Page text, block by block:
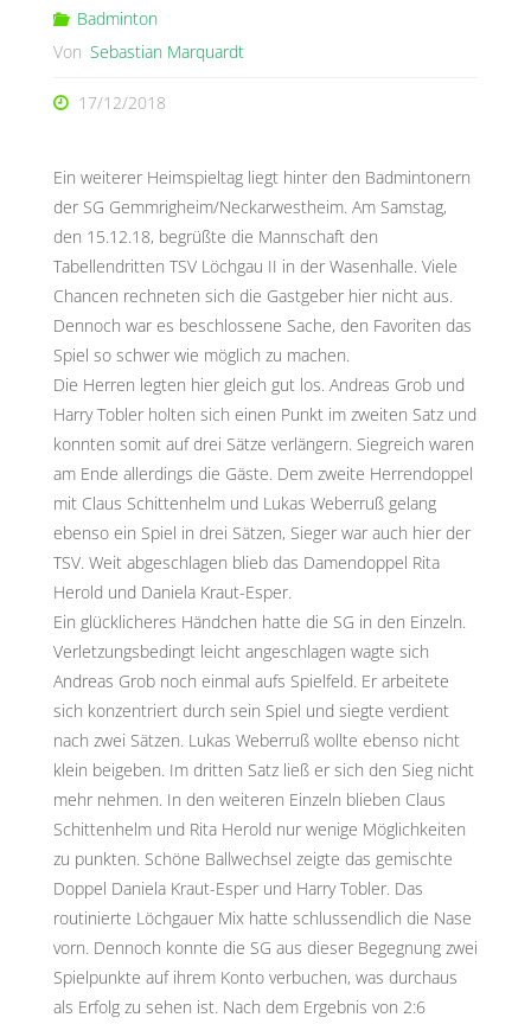
Badminton
Von Sebastian Marquardt
17/12/2018
Ein weiterer Heimspieltag liegt hinter den Badmintonern
der SG Gemmrigheim/Neckarwestheim. Am Samstag,
den 15.12.18, begrüßte die Mannschaft den
Tabellendritten TSV Löchgau II in der Wasenhalle. Viele
Chancen rechneten sich die Gastgeber hier nicht aus.
Dennoch war es beschlossene Sache, den Favoriten das
Spiel so schwer wie möglich zu machen.
Die Herren legten hier gleich gut los. Andreas Grob und
Harry Tobler holten sich einen Punkt im zweiten Satz und
konnten somit auf drei Sätze verlängern. Siegreich waren
am Ende allerdings die Gäste. Dem zweite Herrendoppel
mit Claus Schittenhelm und Lukas Weberruß gelang
ebenso ein Spiel in drei Sätzen, Sieger war auch hier der
TSV. Weit abgeschlagen blieb das Damendoppel Rita
Herold und Daniela Kraut-Esper.
Ein glücklicheres Händchen hatte die SG in den Einzeln.
Verletzungsbedingt leicht angeschlagen wagte sich
Andreas Grob noch einmal aufs Spielfeld. Er arbeitete
sich konzentriert durch sein Spiel und siegte verdient
nach zwei Sätzen. Lukas Weberruß wollte ebenso nicht
klein beigeben. Im dritten Satz ließ er sich den Sieg nicht
mehr nehmen. In den weiteren Einzeln blieben Claus
Schittenhelm und Rita Herold nur wenige Möglichkeiten
zu punkten. Schöne Ballwechsel zeigte das gemischte
Doppel Daniela Kraut-Esper und Harry Tobler. Das
routinierte Löchgauer Mix hatte schlussendlich die Nase
vorn. Dennoch konnte die SG aus dieser Begegnung zwei
Spielpunkte auf ihrem Konto verbuchen, was durchaus
als Erfolg zu sehen ist. Nach dem Ergebnis von 2:6